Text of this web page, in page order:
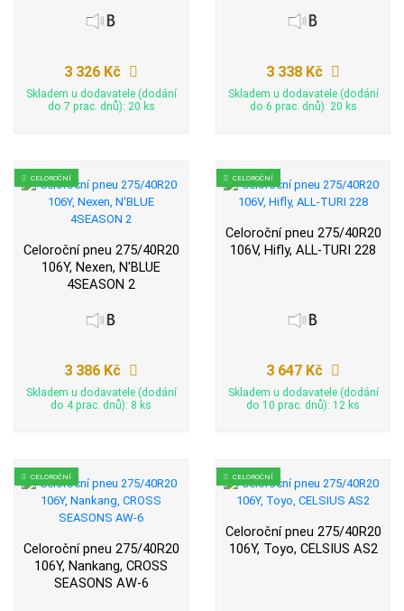
3 326 Kč
Skladem u dodavatele (dodání
do 7 prac. dnů): 20 ks
3 338 Kč
Skladem u dodavatele (dodání
do 6 prac. dnů): 20 ks
CELOROČNÍ
Celoroční pneu 275/40R20
106Y, Nexen, N'BLUE
4SEASON 2
3 386 Kč
Skladem u dodavatele (dodání
do 4 prac. dnů): 8 ks
CELOROČNÍ
Celoroční pneu 275/40R20
106V, Hifly, ALL-TURI 228
3 647 Kč
Skladem u dodavatele (dodání
do 10 prac. dnů): 12 ks
CELOROČNÍ
Celoroční pneu 275/40R20
106Y, Nankang, CROSS
SEASONS AW-6
CELOROČNÍ
Celoroční pneu 275/40R20
106Y, Toyo, CELSIUS AS2